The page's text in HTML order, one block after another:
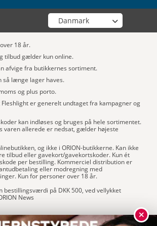
Vælg din butik
18 år.
tilbud gælder kun online.
afvige fra butikkernes sortiment.
så længe lager haves.
og plus porto.
er generelt undtaget fra kampagner og
kan indløses og bruges på hele sortimentet.
varen allerede er nedsat, gælder højeste
og ikke i ORION-butikkerne. Kan ikke
tilbud eller gavekort/gavekortskoder. Kun ét
per bestilling. Kommerciel distribution er
eller modregning med
Kun for personer over 18 år.
bestillingsværdi på DKK 500, ved vellykket
News